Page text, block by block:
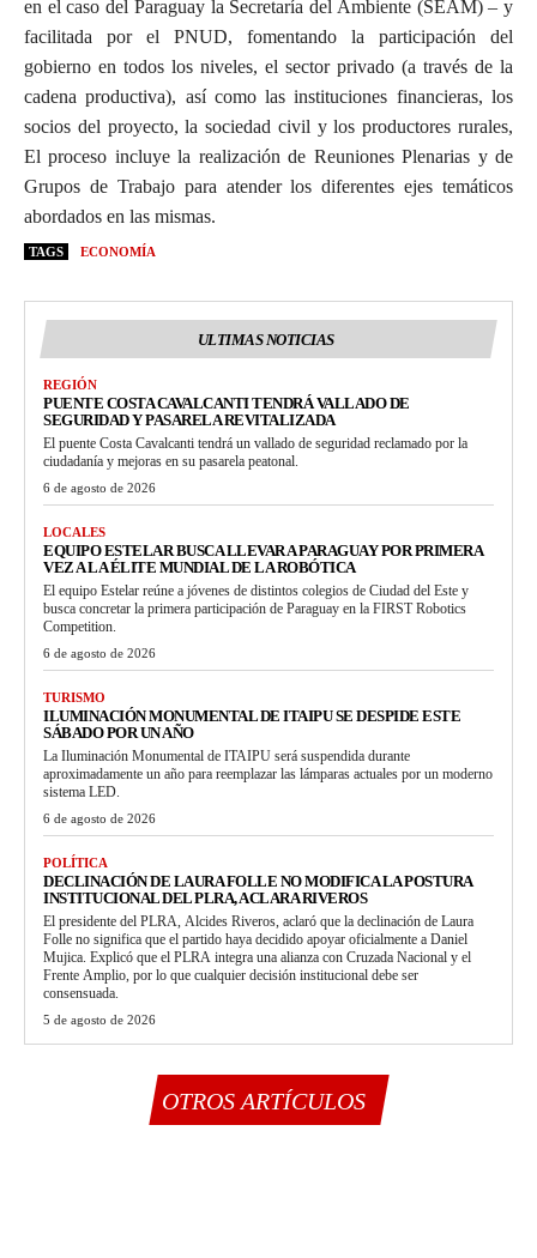
en el caso del Paraguay la Secretaría del Ambiente (SEAM) – y
facilitada por el PNUD, fomentando la participación del
gobierno en todos los niveles, el sector privado (a través de la
cadena productiva), así como las instituciones financieras, los
socios del proyecto, la sociedad civil y los productores rurales,
El proceso incluye la realización de Reuniones Plenarias y de
Grupos de Trabajo para atender los diferentes ejes temáticos
abordados en las mismas.
TAGS ECONOMÍA
ULTIMAS NOTICIAS
REGIÓN
PUENTE COSTA CAVALCANTI TENDRÁ VALLADO DE
SEGURIDAD Y PASARELA REVITALIZADA
El puente Costa Cavalcanti tendrá un vallado de seguridad reclamado por la
ciudadanía y mejoras en su pasarela peatonal.
6 de agosto de 2026
LOCALES
EQUIPO ESTELAR BUSCA LLEVAR A PARAGUAY POR PRIMERA
VEZ A LA ÉLITE MUNDIAL DE LA ROBÓTICA
El equipo Estelar reúne a jóvenes de distintos colegios de Ciudad del Este y
busca concretar la primera participación de Paraguay en la FIRST Robotics
Competition.
6 de agosto de 2026
TURISMO
ILUMINACIÓN MONUMENTAL DE ITAIPU SE DESPIDE ESTE
SÁBADO POR UN AÑO
La Iluminación Monumental de ITAIPU será suspendida durante
aproximadamente un año para reemplazar las lámparas actuales por un moderno
sistema LED.
6 de agosto de 2026
POLÍTICA
DECLINACIÓN DE LAURA FOLLE NO MODIFICA LA POSTURA
INSTITUCIONAL DEL PLRA, ACLARA RIVEROS
El presidente del PLRA, Alcides Riveros, aclaró que la declinación de Laura
Folle no significa que el partido haya decidido apoyar oficialmente a Daniel
Mujica. Explicó que el PLRA integra una alianza con Cruzada Nacional y el
Frente Amplio, por lo que cualquier decisión institucional debe ser
consensuada.
5 de agosto de 2026
OTROS ARTÍCULOS